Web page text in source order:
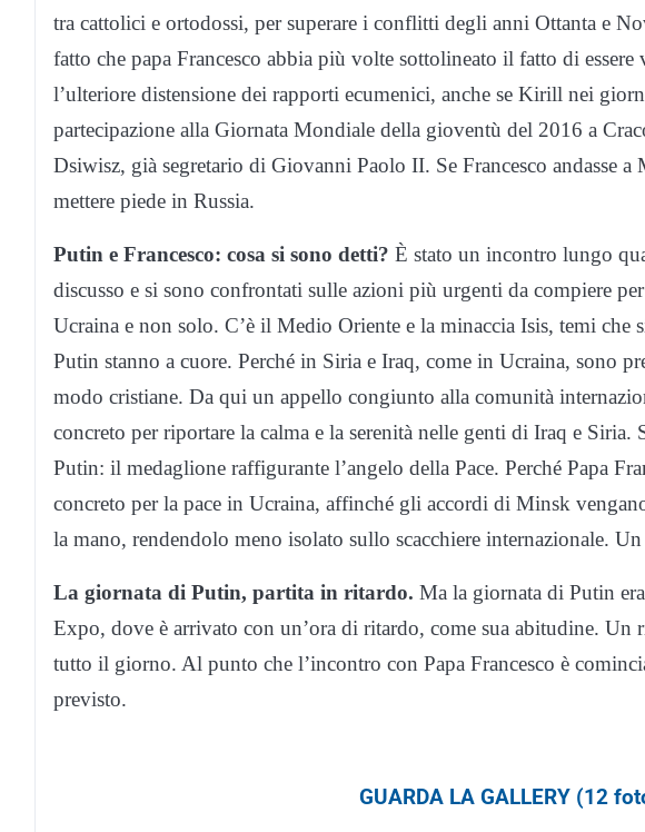
tra cattolici e ortodossi, per superare i conflitti degli anni Ottanta e
fatto che papa Francesco abbia più volte sottolineato il fatto di
l’ulteriore distensione dei rapporti ecumenici, anche se Kirill nei
partecipazione alla Giornata Mondiale della gioventù del 2016 a
Dsiwisz, già segretario di Giovanni Paolo II. Se Francesco andasse a
mettere piede in Russia.
Putin e Francesco: cosa si sono detti? È stato un incontro lungo
discusso e si sono confrontati sulle azioni più urgenti da compiere
Ucraina e non solo. C’è il Medio Oriente e la minaccia Isis, temi che
Putin stanno a cuore. Perché in Siria e Iraq, come in Ucraina, sono
modo cristiane. Da qui un appello congiunto alla comunità
concreto per riportare la calma e la serenità nelle genti di Iraq e
Putin: il medaglione raffigurante l’angelo della Pace. Perché Papa
concreto per la pace in Ucraina, affinché gli accordi di Minsk
la mano, rendendolo meno isolato sullo scacchiere internazionale.
La giornata di Putin, partita in ritardo. Ma la giornata di Putin
Expo, dove è arrivato con un’ora di ritardo, come sua abitudine. Un
tutto il giorno. Al punto che l’incontro con Papa Francesco è
previsto.
GUARDA LA GALLERY (12